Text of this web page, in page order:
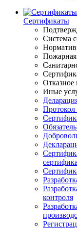
Сертификаты
Система
Иные
контроля